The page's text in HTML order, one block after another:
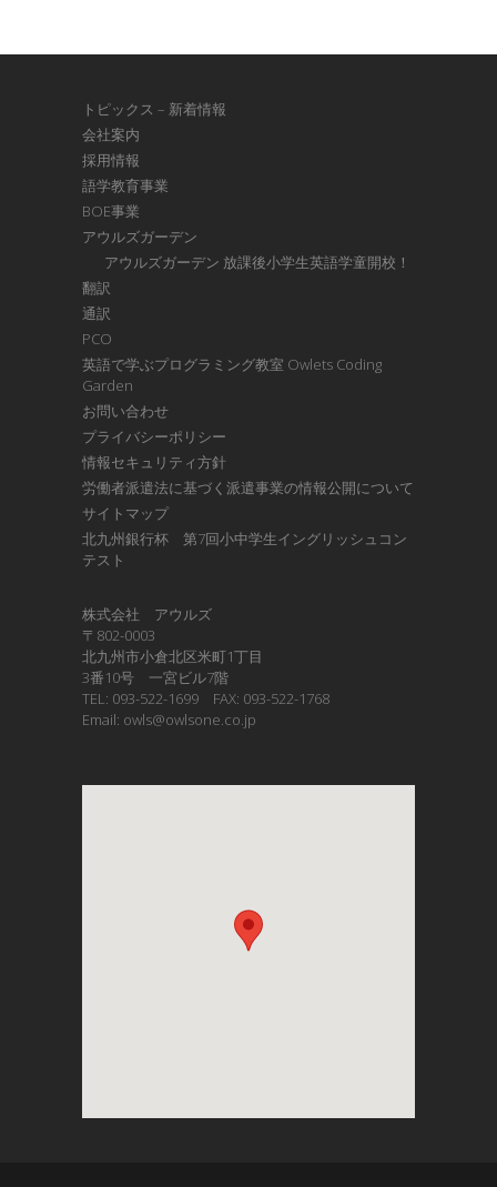
トピックス – 新着情報
会社案内
採用情報
語学教育事業
BOE事業
アウルズガーデン
アウルズガーデン 放課後小学生英語学童開校！
翻訳
通訳
PCO
英語で学ぶプログラミング教室 Owlets Coding
Garden
お問い合わせ
プライバシーポリシー
情報セキュリティ方針
労働者派遣法に基づく派遣事業の情報公開について
サイトマップ
北九州銀行杯 第7回小中学生イングリッシュコン
テスト
株式会社 アウルズ
〒802-0003
北九州市小倉北区米町1丁目
3番10号 一宮ビル7階
TEL: 093-522-1699 FAX: 093-522-1768
Email: owls@owlsone.co.jp